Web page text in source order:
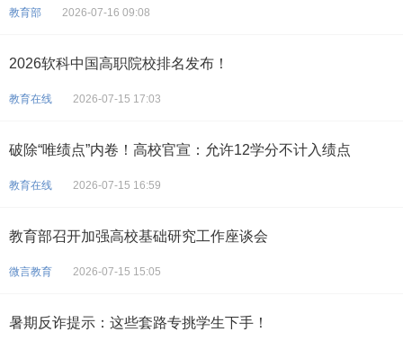
教育部 2026-07-16 09:08
2026软科中国高职院校排名发布！
教育在线 2026-07-15 17:03
破除“唯绩点”内卷！高校官宣：允许12学分不计入绩点
教育在线 2026-07-15 16:59
教育部召开加强高校基础研究工作座谈会
微言教育 2026-07-15 15:05
暑期反诈提示：这些套路专挑学生下手！